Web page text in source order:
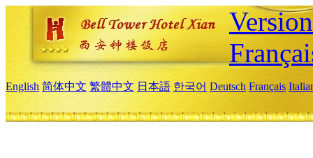
English 简体中文 繁體中文 日本語 한국어 Deutsch Français